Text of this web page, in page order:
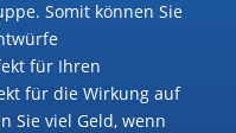
Somit können Sie
für Ihren
für die Wirkung auf
Sie viel Geld, wenn